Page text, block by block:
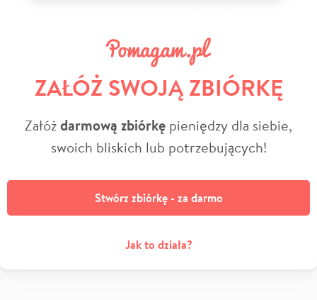
ZAŁÓŻ SWOJĄ ZBIÓRKĘ
Załóżdarmową zbiórkę pieniędzy dla siebie,
swoich bliskich lub potrzebujących!
Stwórz zbiórkę - za darmo
Jak to działa?